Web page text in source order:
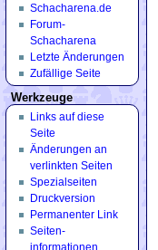
Schacharena.de
Forum-
Schacharena
Letzte Änderungen
Zufällige Seite
Werkzeuge
Links auf diese
Seite
Änderungen an
verlinkten Seiten
Spezialseiten
Druckversion
Permanenter Link
Seiten­
informationen